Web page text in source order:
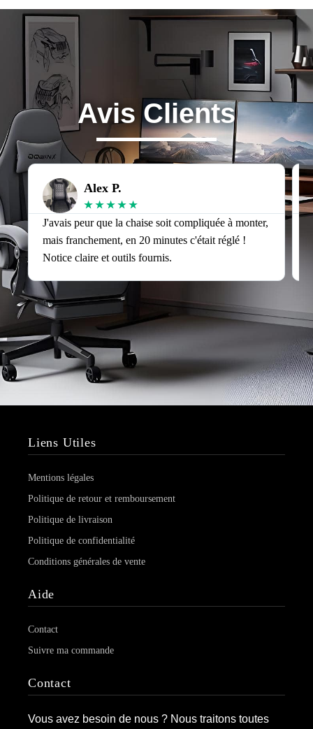
Avis Clients
Alex P.
★ ★ ★ ★ ★
J'avais peur que la chaise soit compliquée à monter,
mais franchement, en 20 minutes c'était réglé !
Notice claire et outils fournis.
Liens Utiles
Mentions légales
Politique de retour et remboursement
Politique de livraison
Politique de confidentialité
Conditions générales de vente
Aide
Contact
Suivre ma commande
Contact
Vous avez besoin de nous ? Nous traitons toutes